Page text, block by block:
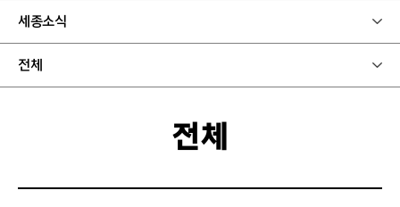
세종소식
전체
전체